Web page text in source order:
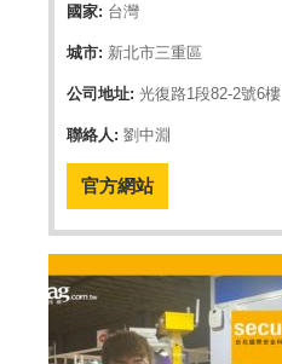
國家: 台灣
城市: 新北市三重區
公司地址: 光復路1段82-2號6樓
聯絡人: 劉中淵
官方網站